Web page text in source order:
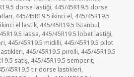
dorse lastiği, 445/45R19.5 dorse
, 445/45R19.5 ikinci el, 445/45R19.5
el lastik, 445/45R19.5 İstanbul,
lassa, 445/45R19.5 lobet lastiği,
, 445/45R19.5 midilli, 445/45R19.5 pilot
, 445/45R19.5 pirelli, 445/45R19.5
satış, 445/45R19.5 semperit,
45R19.5 tır dorse lastikleri,